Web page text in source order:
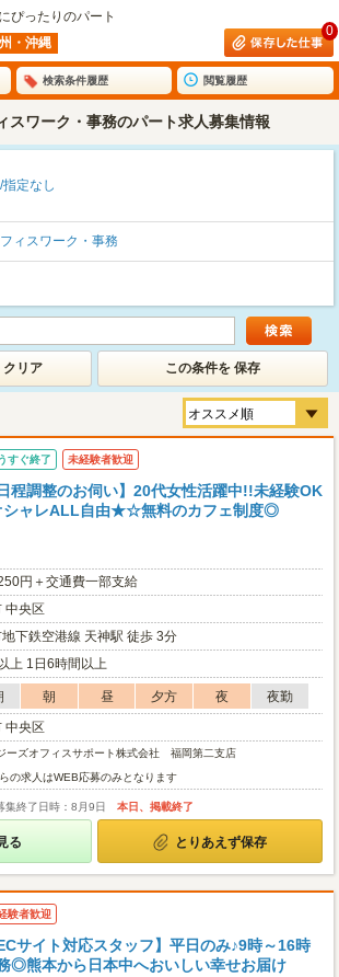
ぴったりのパート
・沖縄
0
検索条件履歴 閲覧履歴
スワーク・事務のパート求人募集情報
定なし
ィスワーク・事務
クリア この条件を 保存
すぐ終了 未経験者歓迎
日程調整のお伺い】20代女性活躍中!!未経験OK
シャレALL自由★☆無料のカフェ制度◎
円＋交通費一部支給
中央区
下鉄空港線 天神駅 徒歩 3分
上 1日6時間以上
朝 昼 夕方 夜
夜勤
中央区
ーズオフィスサポート株式会社 福岡第二支店
の求人はWEB応募のみとなります
集終了日時：8月9日 本日、掲載終了
る とりあえず保存
験者歓迎
ECサイト対応スタッフ】平日のみ♪9時～16時
◎熊本から日本中へおいしい幸せお届け